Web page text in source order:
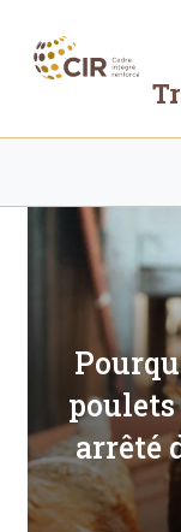
contenu
principal
arrêté